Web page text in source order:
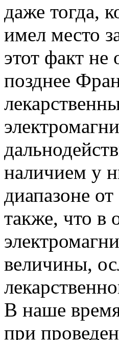
даже тогда,
имел место
этот факт
позднее
наличием у
диапазоне
также, что в
величины,
В наше
при